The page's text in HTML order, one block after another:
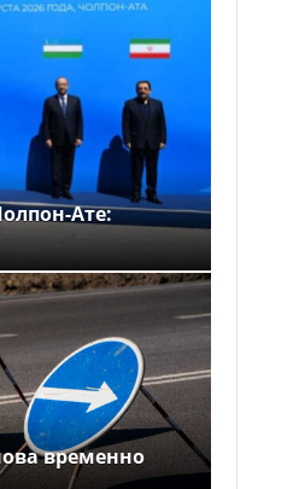
Ате:
временно